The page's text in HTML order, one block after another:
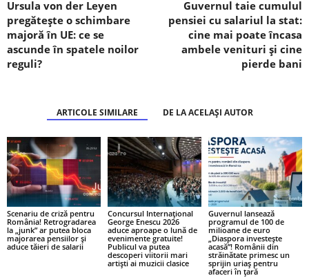
Ursula von der Leyen
pregătește o schimbare
majoră în UE: ce se
ascunde în spatele noilor
reguli?
Guvernul taie cumulul
pensiei cu salariul la stat:
cine mai poate încasa
ambele venituri și cine
pierde bani
ARTICOLE SIMILARE DE LA ACELAȘI AUTOR
Scenariu de criză pentru
România! Retrogradarea
la „junk” ar putea bloca
majorarea pensiilor și
aduce tăieri de salarii
Concursul Internațional
George Enescu 2026
aduce aproape o lună de
evenimente gratuite!
Publicul va putea
descoperi viitorii mari
artiști ai muzicii clasice
Guvernul lansează
programul de 100 de
milioane de euro
„Diaspora investește
acasă”! Românii din
străinătate primesc un
sprijin uriaș pentru
afaceri în țară